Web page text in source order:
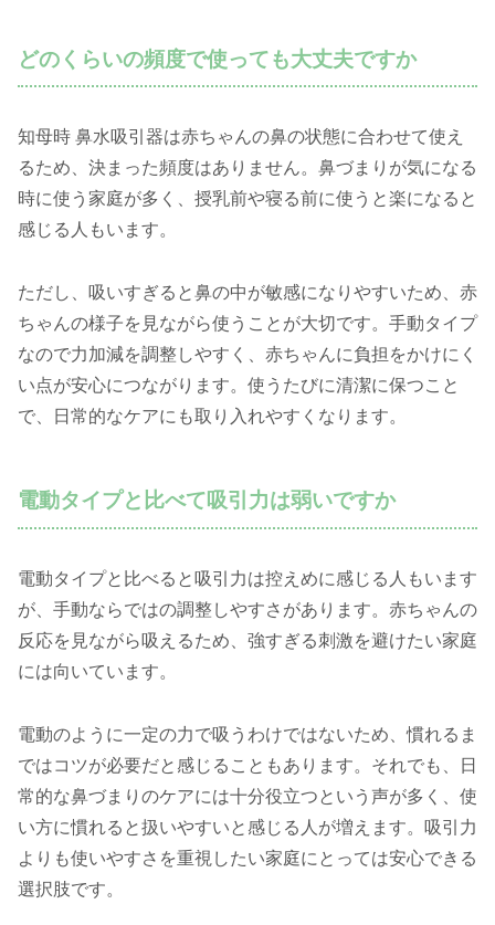
どのくらいの頻度で使っても大丈夫ですか
知母時 鼻水吸引器は赤ちゃんの鼻の状態に合わせて使え
るため、決まった頻度はありません。鼻づまりが気になる
時に使う家庭が多く、授乳前や寝る前に使うと楽になると
感じる人もいます。
ただし、吸いすぎると鼻の中が敏感になりやすいため、赤
ちゃんの様子を見ながら使うことが大切です。手動タイプ
なので力加減を調整しやすく、赤ちゃんに負担をかけにく
い点が安心につながります。使うたびに清潔に保つこと
で、日常的なケアにも取り入れやすくなります。
電動タイプと比べて吸引力は弱いですか
電動タイプと比べると吸引力は控えめに感じる人もいます
が、手動ならではの調整しやすさがあります。赤ちゃんの
反応を見ながら吸えるため、強すぎる刺激を避けたい家庭
には向いています。
電動のように一定の力で吸うわけではないため、慣れるま
ではコツが必要だと感じることもあります。それでも、日
常的な鼻づまりのケアには十分役立つという声が多く、使
い方に慣れると扱いやすいと感じる人が増えます。吸引力
よりも使いやすさを重視したい家庭にとっては安心できる
選択肢です。